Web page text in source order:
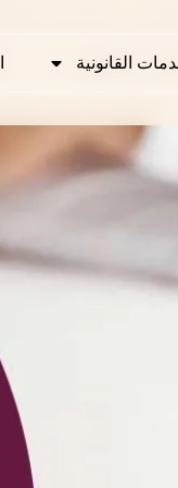
القانونية
القانونية